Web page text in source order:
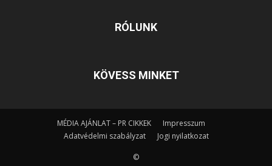
RÓLUNK
KÖVESS MINKET
MÉDIA AJÁNLAT – PR CIKKEK
Impresszum
Adatvédelmi szabályzat
Jogi nyilatkozat
©